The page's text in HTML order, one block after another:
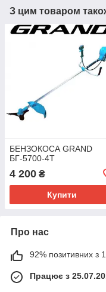
З цим товаром
БЕНЗОКОСА GRAND
БГ-5700-4Т
4 200 ₴
Купити
Про нас
92% позитивних з
Працює з